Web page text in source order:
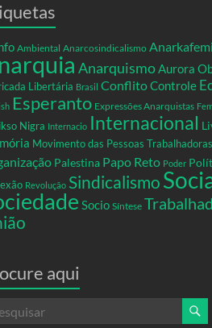
Ambiental Anarcosindicalismo
AnarquismoAurora
Libertária Brasil ConflitoControle
Esperanto Expressões Anarquistas
Nigra Internacio Internacional
Movimento das Pessoas Trabalhadoras
Palestina Papo Reto Poder
Revolução Sindicalismo
Socio Síntese
aqui